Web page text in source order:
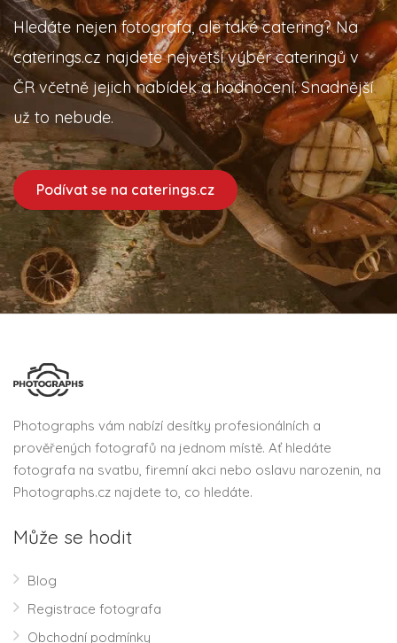
Hledáte nejen fotografa, ale také catering? Na
caterings.cz najdete největší výběr cateringů v
ČR včetně jejich nabídek a hodnocení. Snadnější
už to nebude.
Podívat se na caterings.cz
Photographs vám nabízí desítky profesionálních a
prověřených fotografů na jednom místě. Ať hledáte
fotografa na svatbu, firemní akci nebo oslavu narozenin, na
Photographs.cz najdete to, co hledáte.
Může se hodit
Blog
Registrace fotografa
Obchodní podmínky